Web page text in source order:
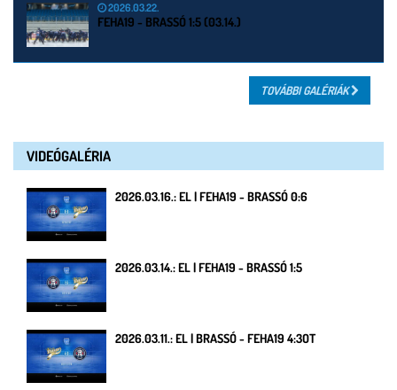
2026.03.22.
FEHA19 - BRASSÓ 1:5 (03.14.)
TOVÁBBI GALÉRIÁK
VIDEÓGALÉRIA
2026.03.16.: EL | FEHA19 - BRASSÓ 0:6
2026.03.14.: EL | FEHA19 - BRASSÓ 1:5
2026.03.11.: EL | BRASSÓ - FEHA19 4:3OT